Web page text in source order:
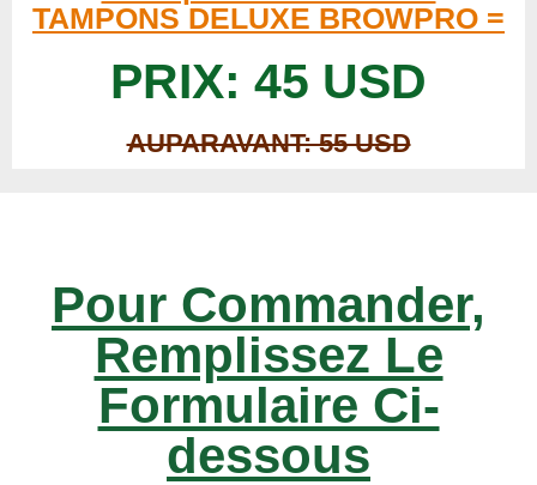
TAMPONS DELUXE BROWPRO =
PRIX: 45 USD
AUPARAVANT: 55 USD
Pour Commander,
Remplissez Le
Formulaire Ci-
dessous